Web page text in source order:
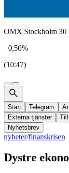
OMX Stockholm 30
−0,50%
(10:47)
Start Telegram
Externa tjänster
Nyhetsbrev
nyheter/finanskrisen
Dystre